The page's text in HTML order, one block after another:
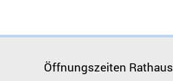
Öffnungszeiten Rathaus